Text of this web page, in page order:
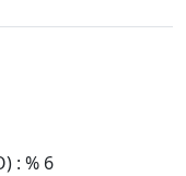
: % 6